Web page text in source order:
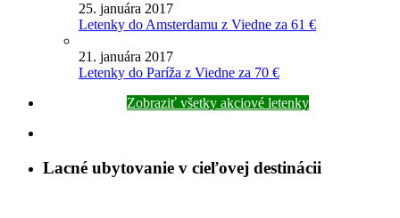
25. januára 2017
Letenky do Amsterdamu z Viedne za 61 €
21. januára 2017
Letenky do Paríža z Viedne za 70 €
Zobraziť všetky akciové letenky
Lacné ubytovanie v cieľovej destinácii